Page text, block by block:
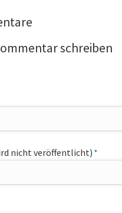
schreiben
nicht veröffentlicht) *